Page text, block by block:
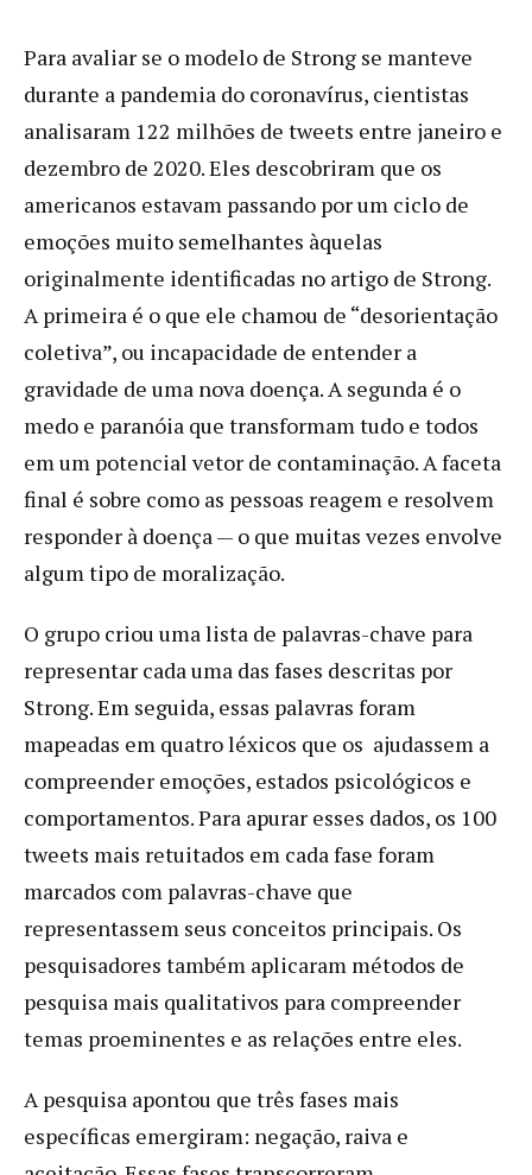
Para avaliar se o modelo de Strong se manteve
durante a pandemia do coronavírus, cientistas
analisaram 122 milhões de tweets entre janeiro e
dezembro de 2020. Eles descobriram que os
americanos estavam passando por um ciclo de
emoções muito semelhantes àquelas
originalmente identificadas no artigo de Strong.
A primeira é o que ele chamou de “desorientação
coletiva”, ou incapacidade de entender a
gravidade de uma nova doença. A segunda é o
medo e paranóia que transformam tudo e todos
em um potencial vetor de contaminação. A faceta
final é sobre como as pessoas reagem e resolvem
responder à doença — o que muitas vezes envolve
algum tipo de moralização.
O grupo criou uma lista de palavras-chave para
representar cada uma das fases descritas por
Strong. Em seguida, essas palavras foram
mapeadas em quatro léxicos que os ajudassem a
compreender emoções, estados psicológicos e
comportamentos. Para apurar esses dados, os 100
tweets mais retuitados em cada fase foram
marcados com palavras-chave que
representassem seus conceitos principais. Os
pesquisadores também aplicaram métodos de
pesquisa mais qualitativos para compreender
temas proeminentes e as relações entre eles.
A pesquisa apontou que três fases mais
específicas emergiram: negação, raiva e